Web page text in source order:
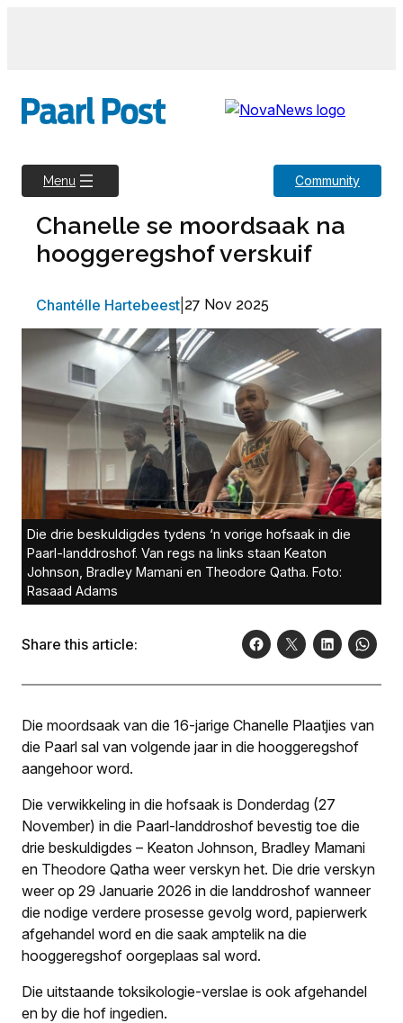
Menu Community
Chanelle se moordsaak na
hooggeregshof verskuif
Chantélle Hartebeest 27 Nov 2025
Die drie beskuldigdes tydens ‘n vorige hofsaak in die
Paarl-landdroshof. Van regs na links staan Keaton
Johnson, Bradley Mamani en Theodore Qatha. Foto:
Rasaad Adams
Share this article:
Die moordsaak van die 16-jarige Chanelle Plaatjies van
die Paarl sal van volgende jaar in die hooggeregshof
aangehoor word.
Die verwikkeling in die hofsaak is Donderdag (27
November) in die Paarl-landdroshof bevestig toe die
drie beskuldigdes – Keaton Johnson, Bradley Mamani
en Theodore Qatha weer verskyn het. Die drie verskyn
weer op 29 Januarie 2026 in die landdroshof wanneer
die nodige verdere prosesse gevolg word, papierwerk
afgehandel word en die saak amptelik na die
hooggeregshof oorgeplaas sal word.
Die uitstaande toksikologie-verslae is ook afgehandel
en by die hof ingedien.